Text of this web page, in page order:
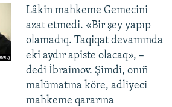
Lâkin mahkeme Gemecini
azat etmedi. «Bir şey yapıp
olamadıq. Taqiqat devamında
eki aydır apiste olacaq», –
dedi İbraimov. Şimdi, onıñ
malümatına köre, adliyeci
mahkeme qararına